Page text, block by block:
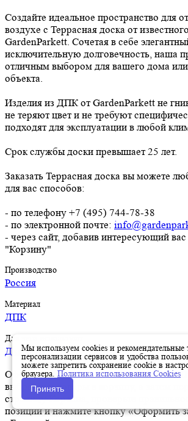
Создайте идеальное пространство для
воздухе с Террасная доска от
GardenParkett. Сочетая в себе
исключительную долговечность, наша
отличным выбором для вашего дома
объекта.
Изделия из ДПК от GardenParkett не
не теряют цвет и не требуют
подходят для эксплуатации в любой
Срок службы доски превышает 25 лет.
Заказать Террасная доска вы можете
для вас способов:
- по телефону +7 (495) 744-78-38
- по электронной почте:
- через сайт, добавив интересующий вас
"Корзину"
Производство
Россия
Материал
ДПК
Для чего используют
Для дома и дачи
Оформить заказ на нашем сайте легко.
выбранные товары в корзину, а затем
страницу Корзина, проверьте
позиций и нажмите кнопку «Оформить
Мы используем cookies и рекомендательные
персонализации сервисов и удобства
можете запретить сохранение cookie в
браузера. Политика использования Cookies
Принять